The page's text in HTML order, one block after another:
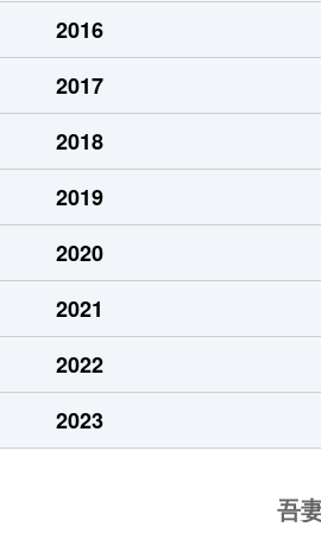
65万円
2016
2017
2018
2019
2020
2021
2022
2023